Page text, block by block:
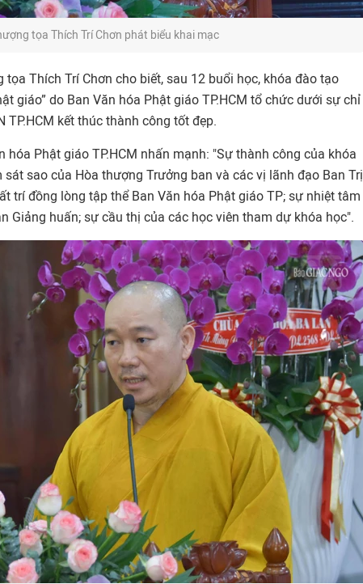
tọa Thích Trí Chơn phát biểu khai mạc
tọa Thích Trí Chơn cho biết, sau 12 buổi học, khóa đào tạo
giáo” do Ban Văn hóa Phật giáo TP.HCM tổ chức dưới sự chỉ
TP.HCM kết thúc thành công tốt đẹp.
hóa Phật giáo TP.HCM nhấn mạnh: "Sự thành công của khóa
sao của Hòa thượng Trưởng ban và các vị lãnh đạo Ban Trị
trí đồng lòng tập thể Ban Văn hóa Phật giáo TP; sự nhiệt tâm
Giảng huấn; sự cầu thị của các học viên tham dự khóa học".